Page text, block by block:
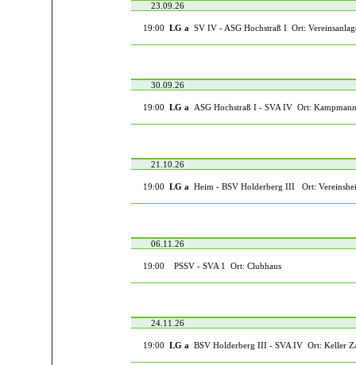
23.09.26
19:00 LG a SV IV - ASG Hochstraß I Ort:
30.09.26
19:00 LG a ASG Hochstraß I - SVA IV Ort: Kampmann
21.10.26
19:00 LG a Heim - BSV Holderberg III Ort:
06.11.26
19:00 PSSV - SVA 1 Ort: Clubhaus
24.11.26
19:00 LG a BSV Holderberg III - SVA IV Ort: Keller